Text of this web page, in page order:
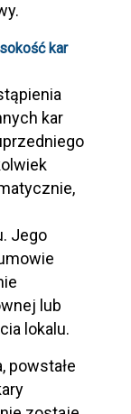
kar
kar
Jego
lub
lokalu.
powstałe